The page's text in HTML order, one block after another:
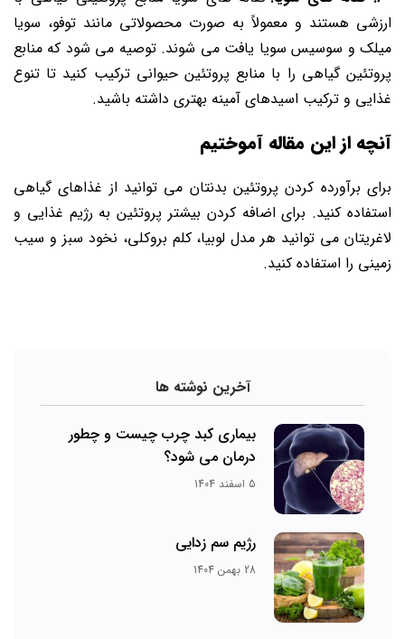
ارزشی هستند و معمولاً به صورت محصولاتی مانند توفو، سویا
میلک و سوسیس سویا یافت می ‌شوند. توصیه می ‌شود که منابع
پروتئین گیاهی را با منابع پروتئین حیوانی ترکیب کنید تا تنوع
غذایی و ترکیب اسیدهای آمینه بهتری داشته باشید.
آنچه از این مقاله آموختیم
برای برآورده کردن پروتئین بدنتان می توانید از غذاهای گیاهی
استفاده کنید. برای اضافه کردن بیشتر پروتئین به رژیم غذایی و
لاغریتان می توانید هر مدل لوبیا، کلم بروکلی، نخود سبز و سیب
زمینی را استفاده کنید.
آخرین نوشته ها
بیماری کبد چرب چیست و چطور
درمان می‌ شود؟
5 اسفند 1404
رژیم سم زدایی
28 بهمن 1404